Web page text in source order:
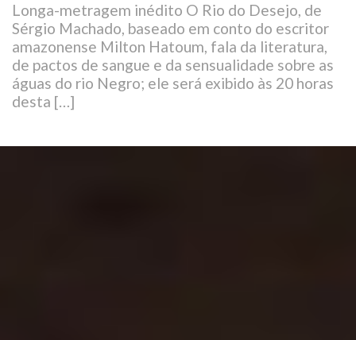
Longa-metragem inédito O Rio do Desejo, de
Sérgio Machado, baseado em conto do escritor
amazonense Milton Hatoum, fala da literatura,
de pactos de sangue e da sensualidade sobre as
águas do rio Negro; ele será exibido às 20 horas
desta […]